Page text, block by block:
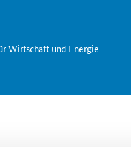
Wirtschaft und Energie